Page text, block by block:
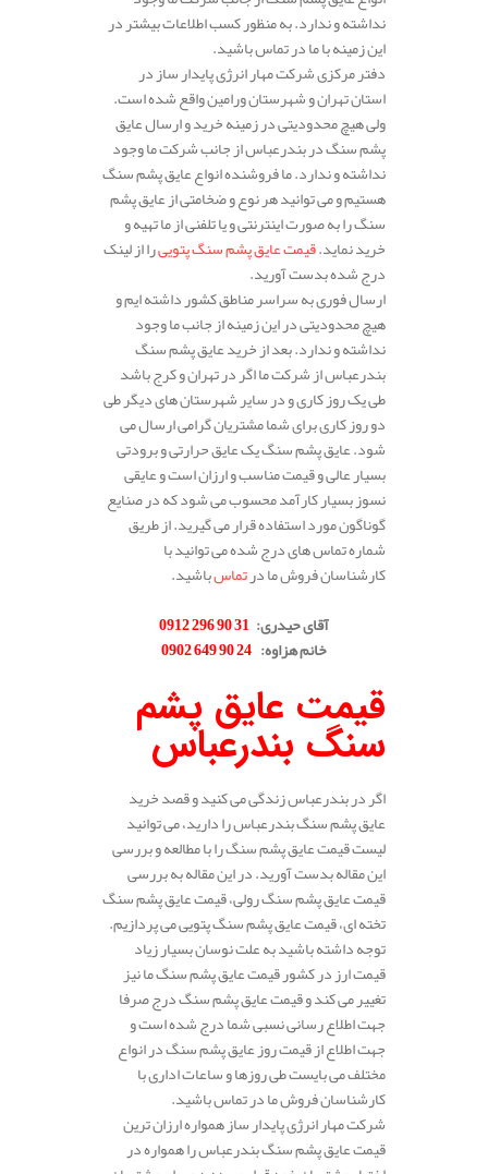
نداشته و ندارد. به منظور کسب اطلاعات بیشتر در
این زمینه با ما در تماس باشید.
دفتر مرکزی شرکت مهار انرژی پایدار ساز در
استان تهران و شهرستان ورامین واقع شده است.
ولی هیچ محدودیتی در زمینه خرید و ارسال عایق
پشم سنگ در بندرعباس از جانب شرکت ما وجود
نداشته و ندارد. ما فروشنده انواع عایق پشم سنگ
هستیم و می توانید هر نوع و ضخامتی از عایق پشم
سنگ را به صورت اینترنتی و یا تلفنی از ما تهیه و
خرید نماید.قیمت عایق پشم سنگ پتوییرا از لینک
درج شده بدست آورید.
ارسال فوری به سراسر مناطق کشور داشته ایم و
هیچ محدودیتی در این زمینه از جانب ما وجود
نداشته و ندارد. بعد از خرید عایق پشم سنگ
بندرعباس از شرکت ما اگر در تهران و کرج باشد
طی یک روز کاری و در سایر شهرستان های دیگر طی
دو روز کاری برای شما مشتریان گرامی ارسال می
شود. عایق پشم سنگ یک عایق حرارتی و برودتی
بسیار عالی و قیمت مناسب و ارزان است و عایقی
نسوز بسیار کارآمد محسوب می شود که در صنایع
گوناگون مورد استفاده قرار می گیرید. از طریق
شماره تماس های درج شده می توانید با
کارشناسان فروش ما درتماسباشید.
آقای حیدری:
31 90 296 0912
خانم هزاوه:
24 90 649 0902
قیمت عایق پشم
سنگ بندرعباس
اگر در بندرعباس زندگی می کنید و قصد خرید
عایق پشم سنگ بندرعباس را دارید، می توانید
لیست قیمت عایق پشم سنگ را با مطالعه و بررسی
این مقاله بدست آورید. در این مقاله به بررسی
قیمت عایق پشم سنگ رولی، قیمت عایق پشم سنگ
تخته ای، قیمت عایق پشم سنگ پتویی می پردازیم.
توجه داشته باشید به علت نوسان بسیار زیاد
قیمت ارز در کشور قیمت عایق پشم سنگ ما نیز
تغییر می کند و قیمت عایق پشم سنگ درج صرفا
جهت اطلاع رسانی نسبی شما درج شده است و
جهت اطلاع از قیمت روز عایق پشم سنگ در انواع
مختلف می بایست طی روزها و ساعات اداری با
کارشناسان فروش ما در تماس باشید.
شرکت مهار انرژی پایدار ساز همواره ارزان ترین
قیمت عایق پشم سنگ بندرعباس را همواره در